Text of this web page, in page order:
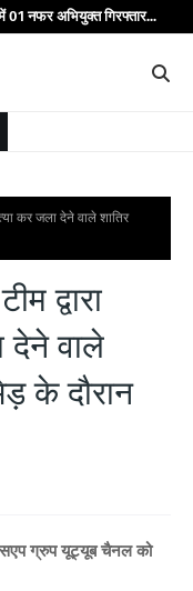
01 नफर अभियुक्त गिरफ्तार...
कर जला देने वाले शातिर
द्वारा
देने वाले
के दौरान
ग्रुप यूट्यूब चैनल को